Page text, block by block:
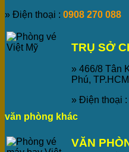
» Điện thoại : 0908 270 088
TRỤ SỞ
» 466/8 Tân
Phú, TP.HCM
» Điện thoại :
văn phòng khác
VĂN